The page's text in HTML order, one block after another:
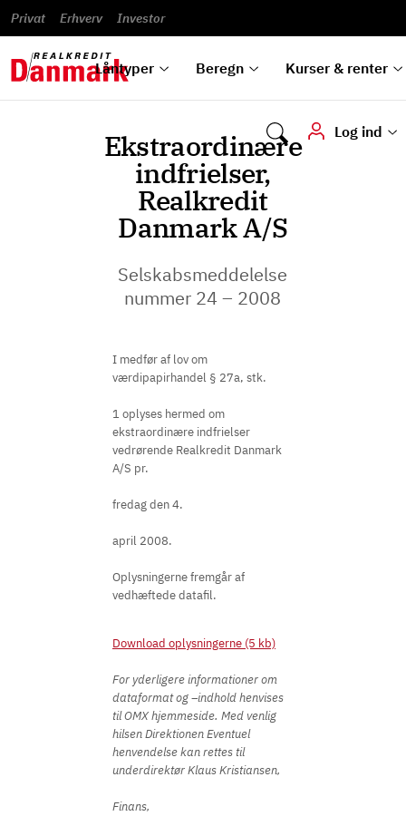
Privat Erhverv Investor
Låntyper Beregn Kurser & renter
Log ind
til bolig
Alle
låntyper
omlægning
Se alle
beregnere
Renteprognose
Bestil
kursovervågning
rentetilpasning
vilkår
Blanketter
Samarbejdspartnere
guides
hvad
vi kan
tilbyde
Ekstraordinære
indfrielser,
Realkredit
Danmark A/S
Selskabsmeddelelse
nummer 24 – 2008
I medfør af lov om
værdipapirhandel § 27a, stk.
1 oplyses hermed om
ekstraordinære indfrielser
vedrørende Realkredit Danmark
A/S pr.
fredag den 4.
april 2008.
Oplysningerne fremgår af
vedhæftede datafil.
Download oplysningerne (5 kb)
For yderligere informationer om
dataformat og –indhold henvises
til OMX hjemmeside. Med venlig
hilsen Direktionen Eventuel
henvendelse kan rettes til
underdirektør Klaus Kristiansen,
Finans,